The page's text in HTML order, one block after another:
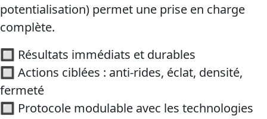
potentialisation) permet une prise en charge
complète.
🔲 Résultats immédiats et durables
🔲 Actions ciblées : anti-rides, éclat, densité,
fermeté
🔲 Protocole modulable avec les technologies